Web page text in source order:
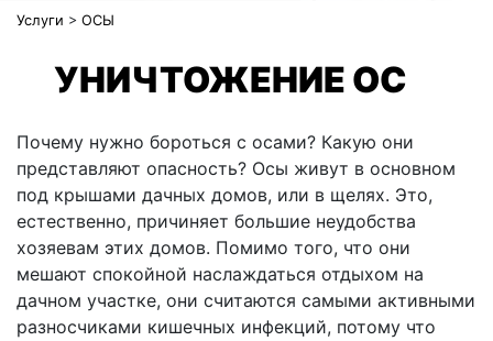
Услуги > ОСЫ
УНИЧТОЖЕНИЕ ОС
Почему нужно бороться с осами? Какую они
представляют опасность? Осы живут в основном
под крышами дачных домов, или в щелях. Это,
естественно, причиняет большие неудобства
хозяевам этих домов. Помимо того, что они
мешают спокойной наслаждаться отдыхом на
дачном участке, они считаются самыми активными
разносчиками кишечных инфекций, потому что